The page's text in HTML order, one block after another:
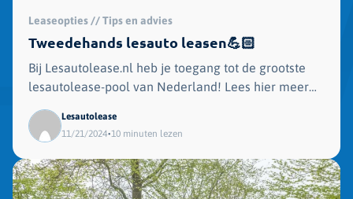
Leaseopties // Tips en advies
Tweedehands lesauto leasen💪🏻
Bij Lesautolease.nl heb je toegang tot de grootste
lesautolease-pool van Nederland! Lees hier meer
Lesautolease
11/21/2024•10 minuten lezen